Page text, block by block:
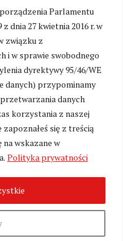
Parlamentu
dnia 27 kwietnia 2016 r. w
związku z
i w sprawie swobodnego
dyrektywy 95/46/WE
danych) przypominamy
danych
korzystania z naszej
się z treścią
wskazane w
Polityka prywatności
cookies
i Demokracja